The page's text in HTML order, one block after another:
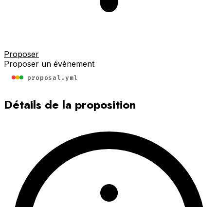
Proposer
Proposer un événement
proposal.yml
Détails de la proposition